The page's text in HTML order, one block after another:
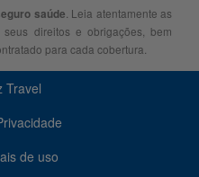
saúde . Leia atentamente as
direitos e obrigações, bem
para cada cobertura.
Travel
de uso